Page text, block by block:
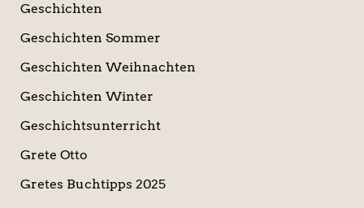
Geschichten
Geschichten Sommer
Geschichten Weihnachten
Geschichten Winter
Geschichtsunterricht
Grete Otto
Gretes Buchtipps 2025